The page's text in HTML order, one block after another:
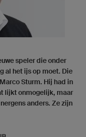
speler die onder
al het ijs op moet. Die
Sturm. Hij had in
lijkt onmogelijk, maar
anders. Ze zijn